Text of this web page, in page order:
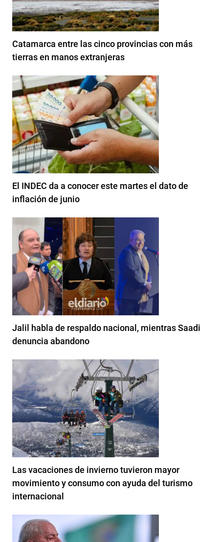
Catamarca entre las cinco provincias con más
tierras en manos extranjeras
El INDEC da a conocer este martes el dato de
inflación de junio
Jalil habla de respaldo nacional, mientras Saadi
denuncia abandono
Las vacaciones de invierno tuvieron mayor
movimiento y consumo con ayuda del turismo
internacional